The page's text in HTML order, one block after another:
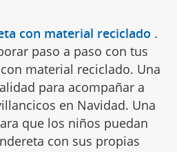
con material reciclado .
paso a paso con tus
material reciclado. Una
para acompañar a
en Navidad. Una
que los niños puedan
con sus propias